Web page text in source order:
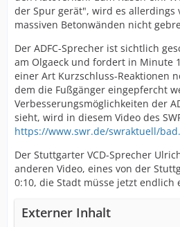
der Spur gerät", wird es allerdings
massiven Betonwänden nicht
Der ADFC-Sprecher ist sichtlich
am Olgaeck und fordert in Minute
einer Art Kurzschluss-Reaktionen
dem die Fußgänger eingepfercht
Verbesserungsmöglichkeiten der
sieht, wird in diesem Video des
https://www.swr.de/swraktuell/
Der Stuttgarter VCD-Sprecher
anderen Video, eines von der
0:10, die Stadt müsse jetzt endlich
Externer Inhalt